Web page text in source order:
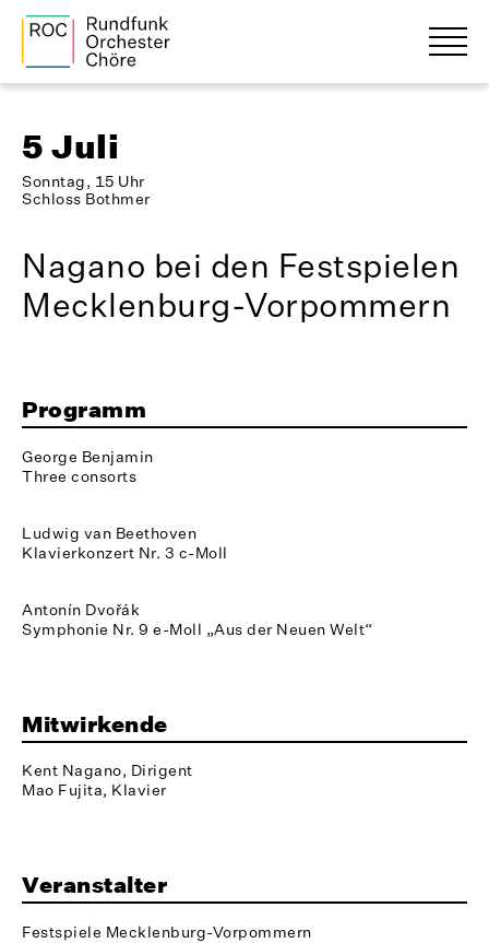
5 Juli
Sonntag, 15 Uhr
Schloss Bothmer
Nagano bei den Festspielen
Mecklenburg-Vorpommern
Programm
George Benjamin
Three consorts
Ludwig van Beethoven
Klavierkonzert Nr. 3 c-Moll
Antonín Dvořák
Symphonie Nr. 9 e-Moll „Aus der Neuen Welt“
Mitwirkende
Kent Nagano, Dirigent
Mao Fujita, Klavier
Veranstalter
Festspiele Mecklenburg-Vorpommern